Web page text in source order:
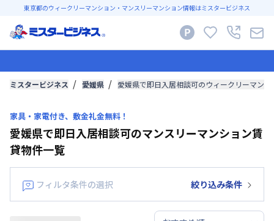
東京都のウィークリーマンション・マンスリーマンション情報はミスタービジネス
ミスタービジネス 愛媛県 愛媛県で即日入居相談可のウィークリーマン
家具・家電付き、敷金礼金無料！
愛媛県で即日入居相談可のマンスリーマンション賃
貸物件一覧
フィルタ条件の選択 絞り込み条件